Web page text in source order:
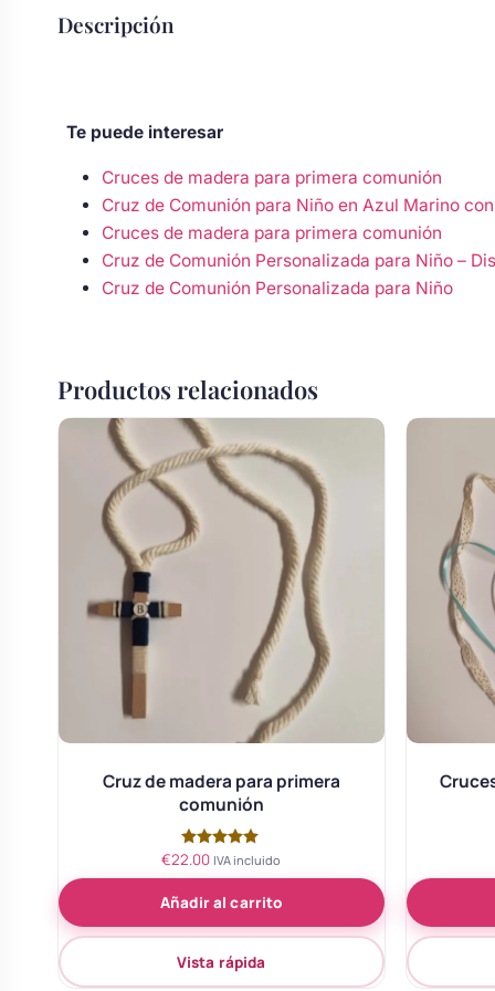
bebé boda
Descripción
Te puede interesar
Cruces de madera para primera comunión
Cruz de Comunión para Niño en Azul Marino
Cruces de madera para primera comunión
Cruz de Comunión Personalizada para Niño –
Cruz de Comunión Personalizada para Niño
Productos relacionados
Cruz de madera para primera
comunión
Valorado
de 5
€22.00 IVA incluido
Añadir al carrito
Vista rápida